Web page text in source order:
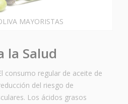
MAYORISTAS
la Salud
consumo regular de aceite de
del riesgo de
Los ácidos grasos